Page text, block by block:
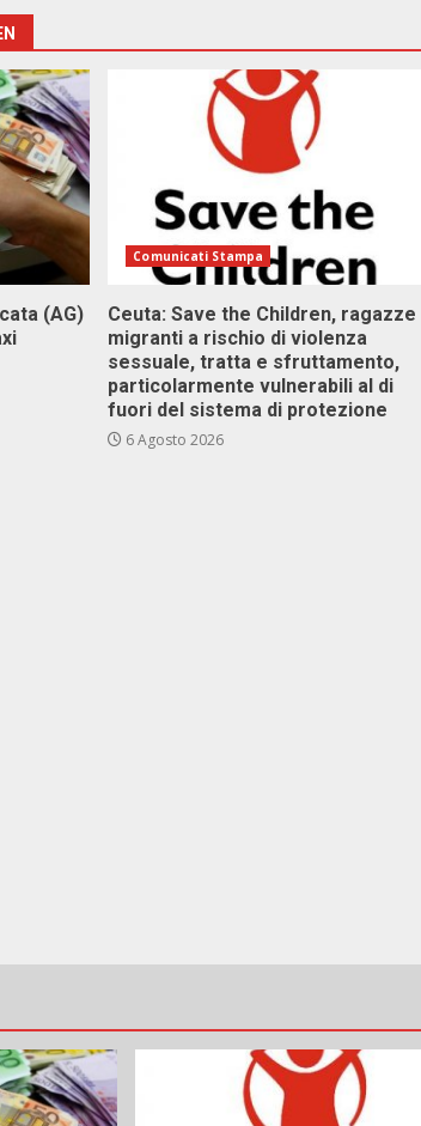
(AG)
Comunicati Stampa
Ceuta: Save the Children, ragazze
migranti a rischio di violenza
sessuale, tratta e sfruttamento,
particolarmente vulnerabili al di
fuori del sistema di protezione
6 Agosto 2026